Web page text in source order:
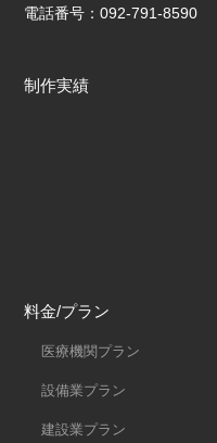
電話番号：092-791-8590
制作実績
料金/プラン
医療機関プラン
設備業プラン
建設業プラン